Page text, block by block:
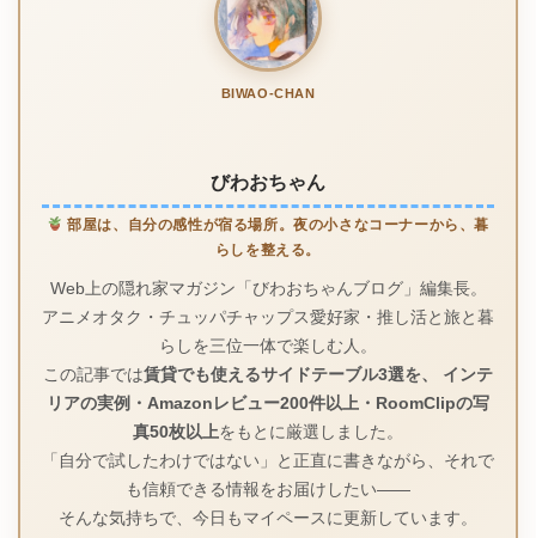
BIWAO-CHAN
びわおちゃん
部屋は、自分の感性が宿る場所。夜の小さなコーナーから、暮
らしを整える。
Web上の隠れ家マガジン「びわおちゃんブログ」編集長。
アニメオタク・チュッパチャップス愛好家・推し活と旅と暮
らしを三位一体で楽しむ人。
この記事では賃貸でも使えるサイドテーブル3選を、 インテ
リアの実例・Amazonレビュー200件以上・RoomClipの写
真50枚以上をもとに厳選しました。
「自分で試したわけではない」と正直に書きながら、それで
も信頼できる情報をお届けしたい――
そんな気持ちで、今日もマイペースに更新しています。